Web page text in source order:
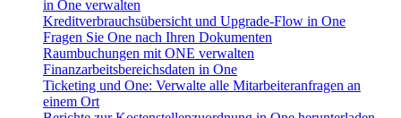
in One verwalten
Kreditverbrauchsübersicht und Upgrade-Flow in One
Fragen Sie One nach Ihren Dokumenten
Raumbuchungen mit ONE verwalten
Finanzarbeitsbereichsdaten in One
Ticketing und One: Verwalte alle Mitarbeiteranfragen an
einem Ort